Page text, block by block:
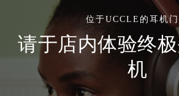
位于UCCLE的耳机
请于店内体验终
机